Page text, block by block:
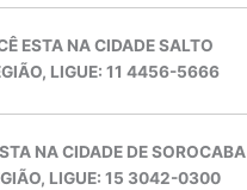
ESTA NA CIDADE SALTO
LIGUE: 11 4456-5666
NA CIDADE DE SOROCABA
LIGUE: 15 3042-0300